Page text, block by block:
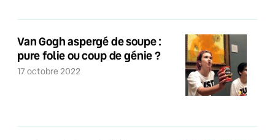
Van Gogh aspergé de soupe :
pure folie ou coup de génie ?
17 octobre 2022